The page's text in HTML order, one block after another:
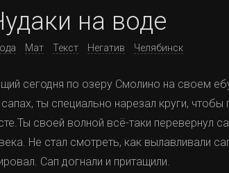
на воде
Мат Текст Негатив Челябинск
сегодня по озеру Смолино на своем
ты специально нарезал круги, чтобы
своей волной всё-таки перевернул
Не стал смотреть, как вылавливали
Сап догнали и притащили.